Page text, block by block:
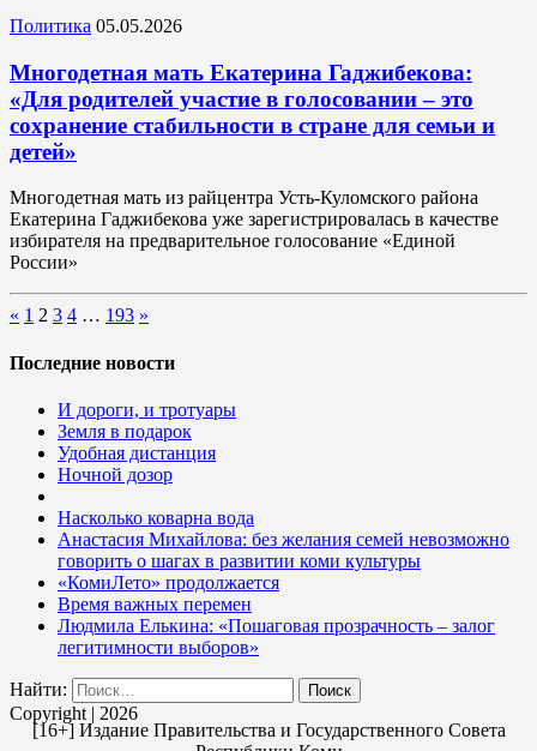
Политика 05.05.2026
Многодетная мать Екатерина Гаджибекова:
«Для родителей участие в голосовании – это
сохранение стабильности в стране для семьи и
детей»
Многодетная мать из райцентра Усть-Куломского района
Екатерина Гаджибекова уже зарегистрировалась в качестве
избирателя на предварительное голосование «Единой
России»
« 1 2 3 4 … 193 »
Последние новости
И дороги, и тротуары
Земля в подарок
Удобная дистанция
Ночной дозор
Насколько коварна вода
Анастасия Михайлова: без желания семей невозможно
говорить о шагах в развитии коми культуры
«КомиЛето» продолжается
Время важных перемен
Людмила Елькина: «Пошаговая прозрачность – залог
легитимности выборов»
Найти:
Copyright | 2026
[16+] Издание Правительства и Государственного Совета